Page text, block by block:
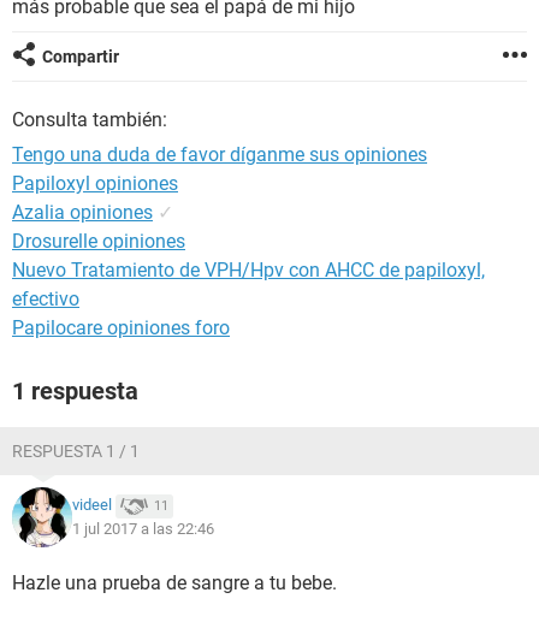
más probable que sea el papá de mi hijo
Compartir
Consulta también:
Tengo una duda de favor díganme sus opiniones
Papiloxyl opiniones
Azalia opiniones ✓
Drosurelle opiniones
Nuevo Tratamiento de VPH/Hpv con AHCC de papiloxyl,
efectivo
Papilocare opiniones foro
1 respuesta
RESPUESTA 1 / 1
videel 11
1 jul 2017 a las 22:46
Hazle una prueba de sangre a tu bebe.